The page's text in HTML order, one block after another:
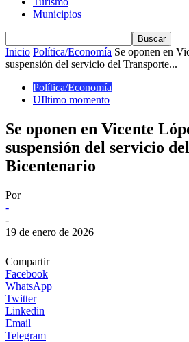
Municipios
Inicio Política/Economía Se oponen en
suspensión del servicio del Transporte...
Política/Economía
UIltimo momento
Se oponen en Vicente
suspensión del servicio
Bicentenario
Por
-
-
19 de enero de 2026
Compartir
Facebook
WhatsApp
Twitter
Linkedin
Email
Telegram